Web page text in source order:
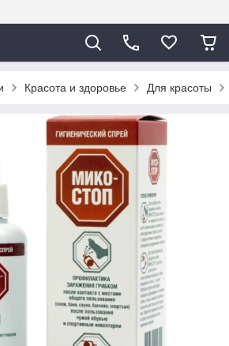
Красота и здоровье Для красоты